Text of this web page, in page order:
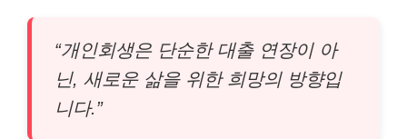
“개인회생은 단순한 대출연장이 아
닌, 새로운 삶을 위한 희망의 방향입
니다.”